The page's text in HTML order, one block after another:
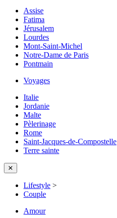
Assise
Fatima
Jérusalem
Lourdes
Mont-Saint-Michel
Notre-Dame de Paris
Pontmain
Voyages
Italie
Jordanie
Malte
Pèlerinage
Rome
Saint-Jacques-de-Compostelle
Terre sainte
✕
Lifestyle >
Couple
Amour